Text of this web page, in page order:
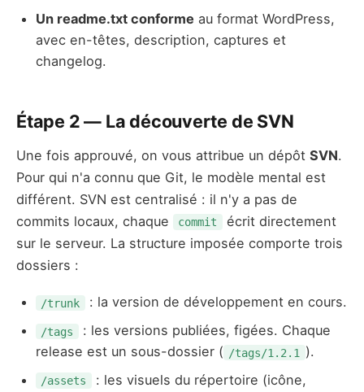
Un readme.txt conforme au format WordPress,
avec en-têtes, description, captures et
changelog.
Étape 2 — La découverte de SVN
Une fois approuvé, on vous attribue un dépôt SVN.
Pour qui n'a connu que Git, le modèle mental est
différent. SVN est centralisé : il n'y a pas de
commits locaux, chaque
commit
écrit directement
sur le serveur. La structure imposée comporte trois
dossiers :
/trunk : la version de développement en cours.
/tags
: les versions publiées, figées. Chaque
release est un sous-dossier ( /tags/1.2.1 ).
/assets
: les visuels du répertoire (icône,